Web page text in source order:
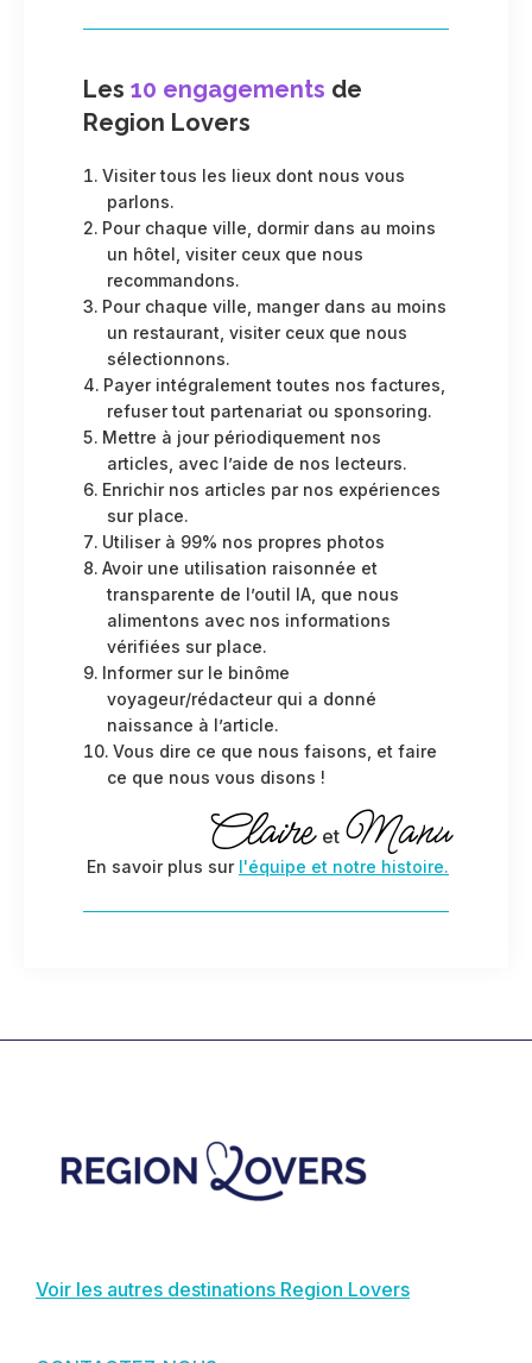
Les 10 engagements de
Region Lovers
Visiter tous les lieux dont nous vous
parlons.
Pour chaque ville, dormir dans au moins
un hôtel, visiter ceux que nous
recommandons.
Pour chaque ville, manger dans au moins
un restaurant, visiter ceux que nous
sélectionnons.
Payer intégralement toutes nos factures,
refuser tout partenariat ou sponsoring.
Mettre à jour périodiquement nos
articles, avec l’aide de nos lecteurs.
Enrichir nos articles par nos expériences
sur place.
Utiliser à 99% nos propres photos
Avoir une utilisation raisonnée et
transparente de l’outil IA, que nous
alimentons avec nos informations
vérifiées sur place.
Informer sur le binôme
voyageur/rédacteur qui a donné
naissance à l’article.
Vous dire ce que nous faisons, et faire
ce que nous vous disons !
Claire et Manu
En savoir plus sur l'équipe et notre histoire.
Voir les autres destinations Region Lovers